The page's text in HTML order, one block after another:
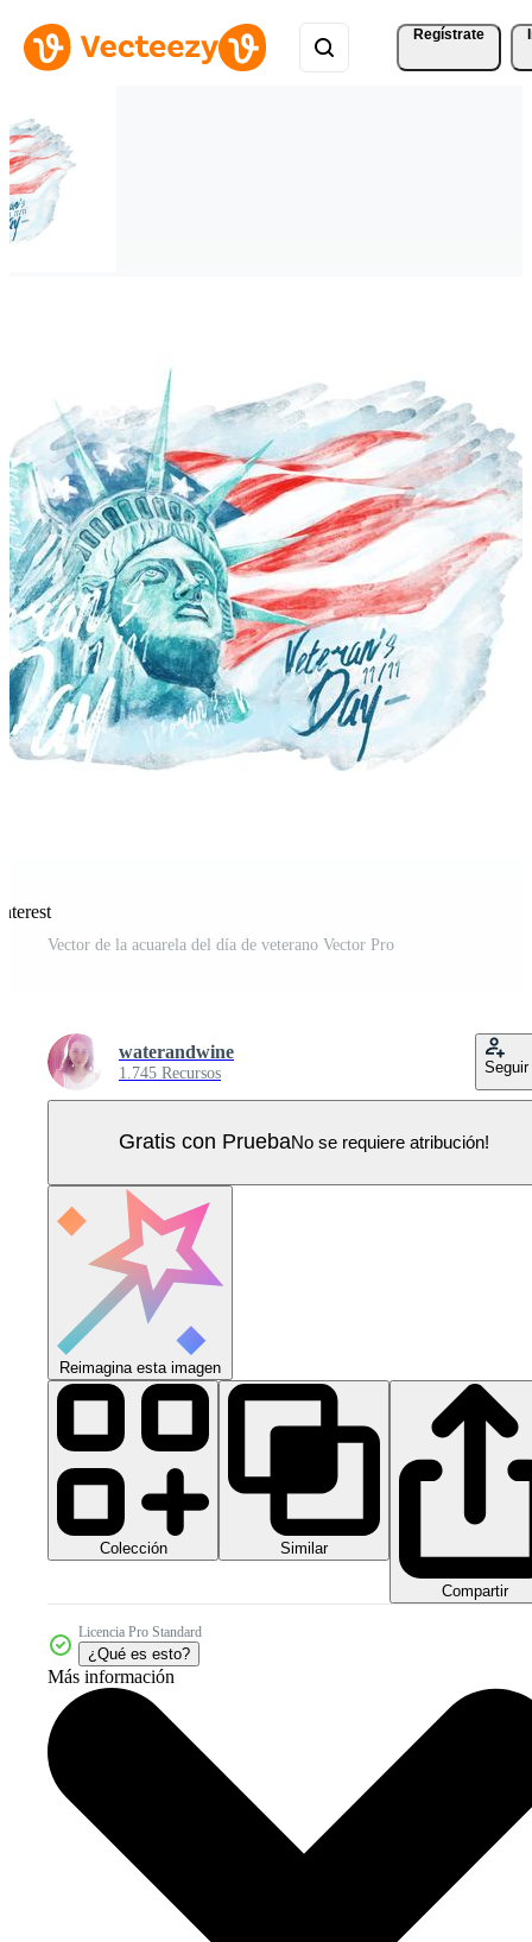
Regístrate
Vector de la acuarela del día de veterano Vector Pro
waterandwine
1.745 Recursos Seguir
Gratis con PruebaNo se requiere atribución!
Reimagina esta imagen
Colección Similar
Compartir
Licencia Pro Standard
¿Qué es esto?
Más información